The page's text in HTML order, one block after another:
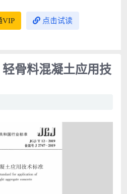
VIP 点击试读
骨料混凝土应用技